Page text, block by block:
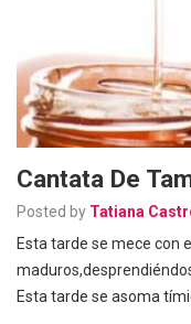
Cantata De
Posted by Tatiana
Esta tarde se mece con
Esta tarde se asoma